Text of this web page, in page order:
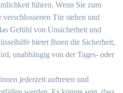
führen.​ Wenn Sie zum
Tür stehen und
Gefühl von Unsicherheit und
bietet Ihnen die Sicherheit,
unabhängig von der Tages- oder
jederzeit auftreten und